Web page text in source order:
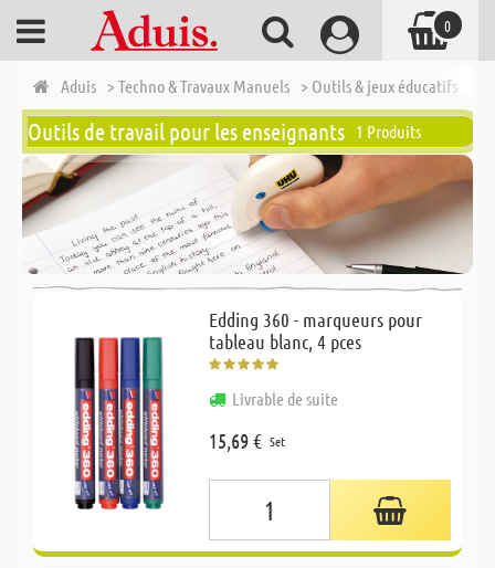
Aduis > Techno & Travaux Manuels > Outils & jeux éducatifs
Outils de travail pour les enseignants 1 Produits
Edding 360 - marqueurs pour
tableau blanc, 4 pces
Livrable de suite
15,69 € Set
0